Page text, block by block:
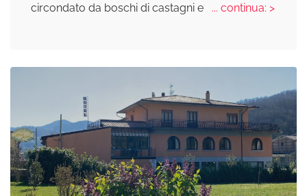
circondato da boschi di castagni e
... continua: >